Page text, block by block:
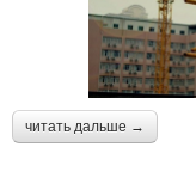
читать дальше →